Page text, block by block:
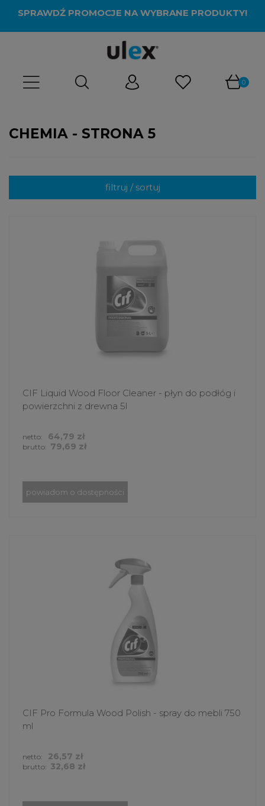
SPRAWDŹ PROMOCJE NA WYBRANE PRODUKTY!
CHEMIA - STRONA 5
filtruj / sortuj
CIF Liquid Wood Floor Cleaner - płyn do podłóg i
powierzchni z drewna 5l
brutto: 79,69 zł
netto: 64,79 zł
powiadom o dostępności
CIF Pro Formula Wood Polish - spray do mebli 750
ml
brutto: 32,68 zł
netto: 26,57 zł